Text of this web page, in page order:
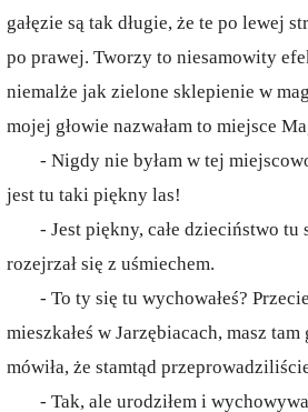
gałęzie są tak długie, że te po lewej
po prawej. Tworzy to niesamowity
niemalże jak zielone sklepienie w
mojej głowie nazwałam to miejsce
- Nigdy nie byłam w tej
jest tu taki piękny las!
- Jest piękny, całe dzieciństwo tu
rozejrzał się z uśmiechem.
- To ty się tu wychowałeś?
mieszkałeś w Jarzębiacach, masz
mówiła, że stamtąd
- Tak, ale urodziłem i